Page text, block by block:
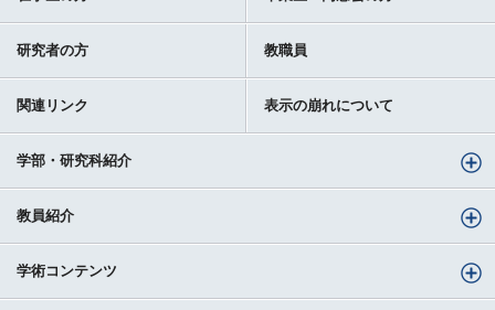
研究者の方 教職員
関連リンク 表示の崩れについて
学部・研究科紹介
教員紹介
学術コンテンツ